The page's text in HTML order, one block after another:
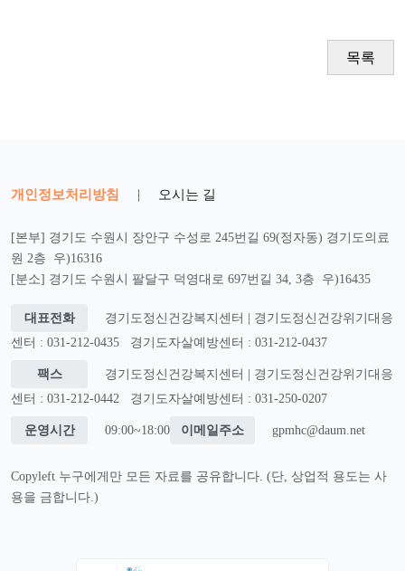
목록
개인정보처리방침 | 오시는 길
[본부] 경기도 수원시 장안구 수성로 245번길 69(정자동) 경기도의료
원 2층 우)16316
[분소] 경기도 수원시 팔달구 덕영대로 697번길 34, 3층 우)16435
대표전화
경기도정신건강복지센터 | 경기도정신건강위기대응
센터 : 031-212-0435
경기도자살예방센터 : 031-212-0437
팩스
경기도정신건강복지센터 | 경기도정신건강위기대응
센터 : 031-212-0442
경기도자살예방센터 : 031-250-0207
운영시간 09:00~18:00 이메일주소 gpmhc@daum.net
Copyleft 누구에게만 모든 자료를 공유합니다. (단, 상업적 용도는 사
용을 금합니다.)